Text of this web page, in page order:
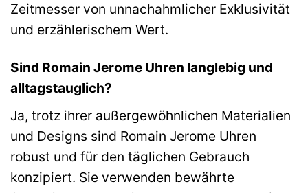
Zeitmesser von unnachahmlicher Exklusivität
und erzählerischem Wert.
Sind Romain Jerome Uhren langlebig und
alltagstauglich?
Ja, trotz ihrer außergewöhnlichen Materialien
und Designs sind Romain Jerome Uhren
robust und für den täglichen Gebrauch
konzipiert. Sie verwenden bewährte